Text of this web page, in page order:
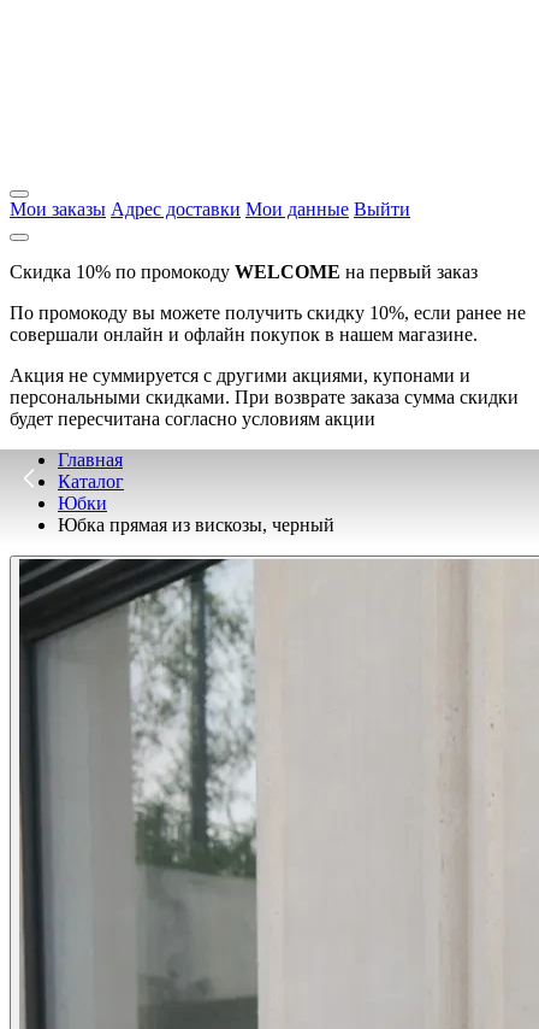
Мои заказы Адрес доставки Мои данные Выйти
Скидка 10% по промокоду WELCOME на первый заказ
По промокоду вы можете получить скидку 10%, если ранее не
совершали онлайн и офлайн покупок в нашем магазине.
Акция не суммируется с другими акциями, купонами и
персональными скидками. При возврате заказа сумма скидки
будет пересчитана согласно условиям акции
Главная
Каталог
Юбки
Юбка прямая из вискозы, черный